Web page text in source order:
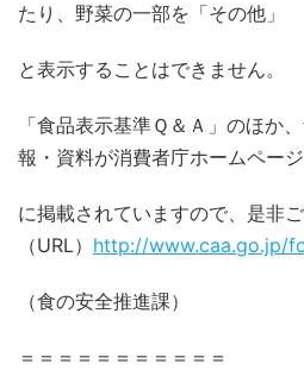
たり、野菜の一部を「その他」
と表示することはできません。
「食品表示基準Ｑ＆Ａ」のほか
報・資料が消費者庁ホームページ
に掲載されていますので、是非ご
（URL） http://www.caa.go.jp/
（食の安全推進課）
＝＝＝＝＝＝＝＝＝＝＝